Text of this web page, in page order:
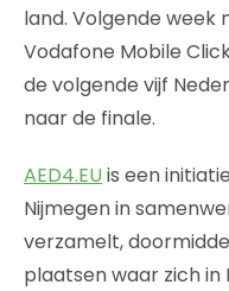
land. Volgende week
Vodafone Mobile
de volgende vijf
naar de finale.
AED4.EU is een
Nijmegen in
verzamelt,
plaatsen waar zich